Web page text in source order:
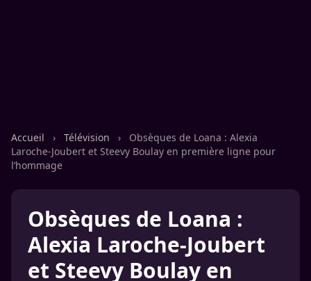
Accueil › Télévision ›
Obsèques de Loana : Alexia
Laroche-Joubert et Steevy Boulay en première ligne pour
l’hommage
Obsèques de Loana :
Alexia Laroche-Joubert
et Steevy Boulay en